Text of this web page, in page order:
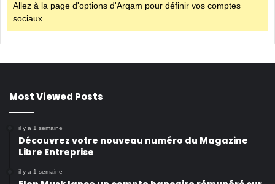
Allez à la page d'options d'Arqam pour définir vos comptes
sociaux.
Most Viewed Posts
il y a 1 semaine
Découvrez votre nouveau numéro du Magazine
Libre Entreprise
il y a 1 semaine